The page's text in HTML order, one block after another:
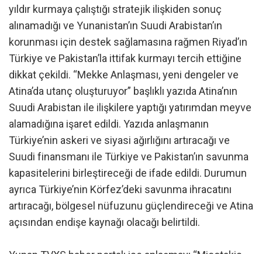
yıldır kurmaya çalıştığı stratejik ilişkiden sonuç
alınamadığı ve Yunanistan’ın Suudi Arabistan’ın
korunması için destek sağlamasına rağmen Riyad’ın
Türkiye ve Pakistan’la ittifak kurmayı tercih ettiğine
dikkat çekildi. “Mekke Anlaşması, yeni dengeler ve
Atina’da utanç oluşturuyor” başlıklı yazıda Atina’nın
Suudi Arabistan ile ilişkilere yaptığı yatırımdan meyve
alamadığına işaret edildi. Yazıda anlaşmanın
Türkiye’nin askeri ve siyasi ağırlığını artıracağı ve
Suudi finansmanı ile Türkiye ve Pakistan’ın savunma
kapasitelerini birleştireceği de ifade edildi. Durumun
ayrıca Türkiye’nin Körfez’deki savunma ihracatını
artıracağı, bölgesel nüfuzunu güçlendireceği ve Atina
açısından endişe kaynağı olacağı belirtildi.